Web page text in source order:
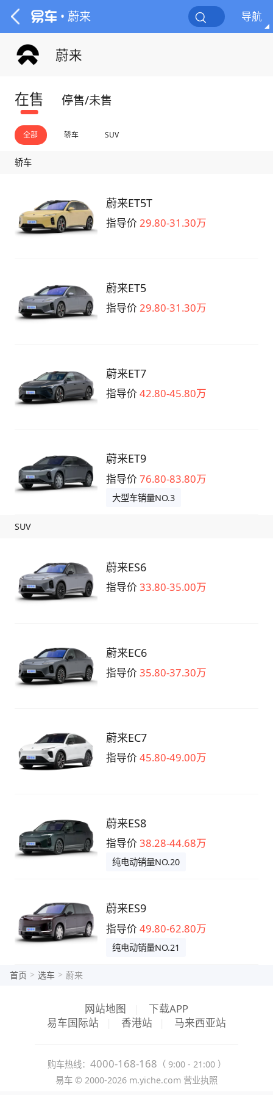
• 蔚来 导航
蔚来
在售 停售/未售
全部 轿车 SUV
轿车
蔚来ET5T
指导价29.80-31.30万
蔚来ET5
指导价29.80-31.30万
蔚来ET7
指导价42.80-45.80万
蔚来ET9
指导价76.80-83.80万
大型车销量NO.3
SUV
蔚来ES6
指导价33.80-35.00万
蔚来EC6
指导价35.80-37.30万
蔚来EC7
指导价45.80-49.00万
蔚来ES8
指导价38.28-44.68万
纯电动销量NO.20
蔚来ES9
指导价49.80-62.80万
纯电动销量NO.21
首页 > 选车 > 蔚来
网站地图
下载APP
易车国际站
香港站 马来西亚站
购车热线： 4000-168-168 （ 9:00 - 21:00 ）
易车 © 2000-2026 m.yiche.com 营业执照